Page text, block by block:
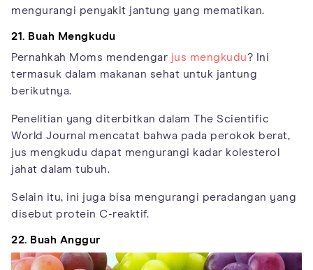
mengurangi penyakit jantung yang mematikan.
21. Buah Mengkudu
Pernahkah Moms mendengar jus mengkudu? Ini
termasuk dalam makanan sehat untuk jantung
berikutnya.
Penelitian yang diterbitkan dalam The Scientific
World Journal mencatat bahwa pada perokok berat,
jus mengkudu dapat mengurangi kadar kolesterol
jahat dalam tubuh.
Selain itu, ini juga bisa mengurangi peradangan yang
disebut protein C-reaktif.
22. Buah Anggur